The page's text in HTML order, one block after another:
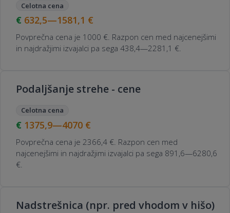
Celotna cena
632,5—1581,1 €
Povprečna cena je 1000 €. Razpon cen med najcenejšimi
in najdražjimi izvajalci pa sega 438,4—2281,1 €.
Podaljšanje strehe - cene
Celotna cena
1375,9—4070 €
Povprečna cena je 2366,4 €. Razpon cen med
najcenejšimi in najdražjimi izvajalci pa sega 891,6—6280,6
€.
Nadstrešnica (npr. pred vhodom v hišo)